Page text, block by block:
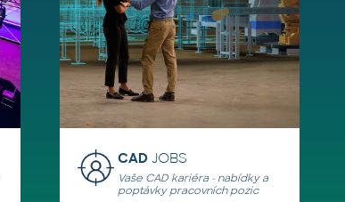
CADJOBS
Vaše CAD kariéra - nabídky a
poptávky pracovních pozic